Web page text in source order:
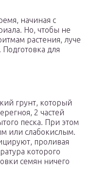
начиная с
Но, чтобы не
растения, луче
для
грунт, который
2 частей
песка. При этом
или слабокислым.
проливая
которого
семян ничего